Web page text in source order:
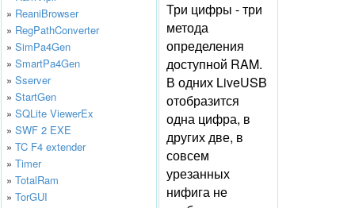
» ReaniBrowser
» RegPathConverter
» SimPa4Gen
» SmartPa4Gen
» Sserver
» StartGen
» SQLite ViewerEx
» SWF 2 EXE
» TC F4 extender
» Timer
» TotalRam
» TorGUI
Три цифры - три
метода
определения
доступной RAM.
В одних LiveUSB
отобразится
одна цифра, в
других две, в
совсем
урезанных
нифига не